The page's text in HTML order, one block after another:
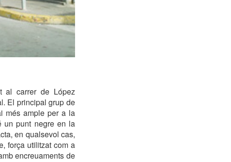
al carrer de López
El principal grup de
més ample per a la
un punt negre en la
en qualsevol cas,
força utilitzat com a
encreuaments de